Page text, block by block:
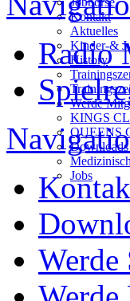
Kontakt
Aktuelles
Kinder-&
History
Werde
KINGS
QUEENS
Downloads
Jobs
Radio
Werde